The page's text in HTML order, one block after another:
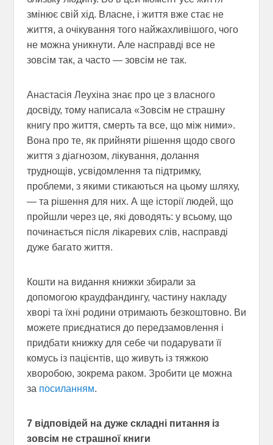
змінює свій хід. Власне, і життя вже стає не
життя, а очікування того найжахливішого, чого
не можна уникнути. Але насправді все не
зовсім так, а часто — зовсім не так.
Анастасія Леухіна знає про це з власного
досвіду, тому написала «Зовсім не страшну
книгу про життя, смерть та все, що між ними».
Вона про те, як прийняти рішення щодо свого
життя з діагнозом, лікування, долання
труднощів, усвідомлення та підтримку,
проблеми, з якими стикаються на цьому шляху,
— та рішення для них. А ще історії людей, що
пройшли через це, які доводять: у всьому, що
починається після лікаревих слів, насправді
дуже багато життя.
Кошти на видання книжки збирали за
допомогою краудфандингу, частину накладу
хворі та їхні родини отримають безкоштовно. Ви
можете приєднатися до передзамовлення і
придбати книжку для себе чи подарувати її
комусь із пацієнтів, що живуть із тяжкою
хворобою, зокрема раком. Зробити це можна
за посиланням.
7 відповідей на дуже складні питання із
зовсім не страшної книги